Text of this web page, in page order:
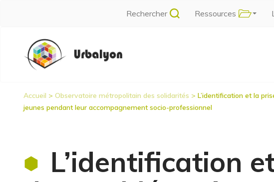
Rechercher Ressources
Navigation
principale
Accueil Observatoire métropolitain des solidarités
L’identification et la
jeunes pendant leur accompagnement socio-professionnel
L’identification